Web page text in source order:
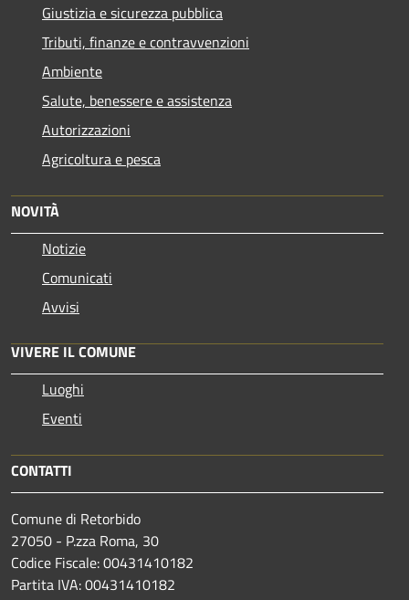
Giustizia e sicurezza pubblica
Tributi, finanze e contravvenzioni
Ambiente
Salute, benessere e assistenza
Autorizzazioni
Agricoltura e pesca
NOVITÀ
Notizie
Comunicati
Avvisi
VIVERE IL COMUNE
Luoghi
Eventi
CONTATTI
Comune di Retorbido
27050 - P.zza Roma, 30
Codice Fiscale: 00431410182
Partita IVA: 00431410182